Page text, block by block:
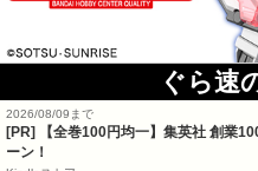
ぐら速
2026/08/09まで
[PR]
【全巻100円均一】集英社 創業
ーン！